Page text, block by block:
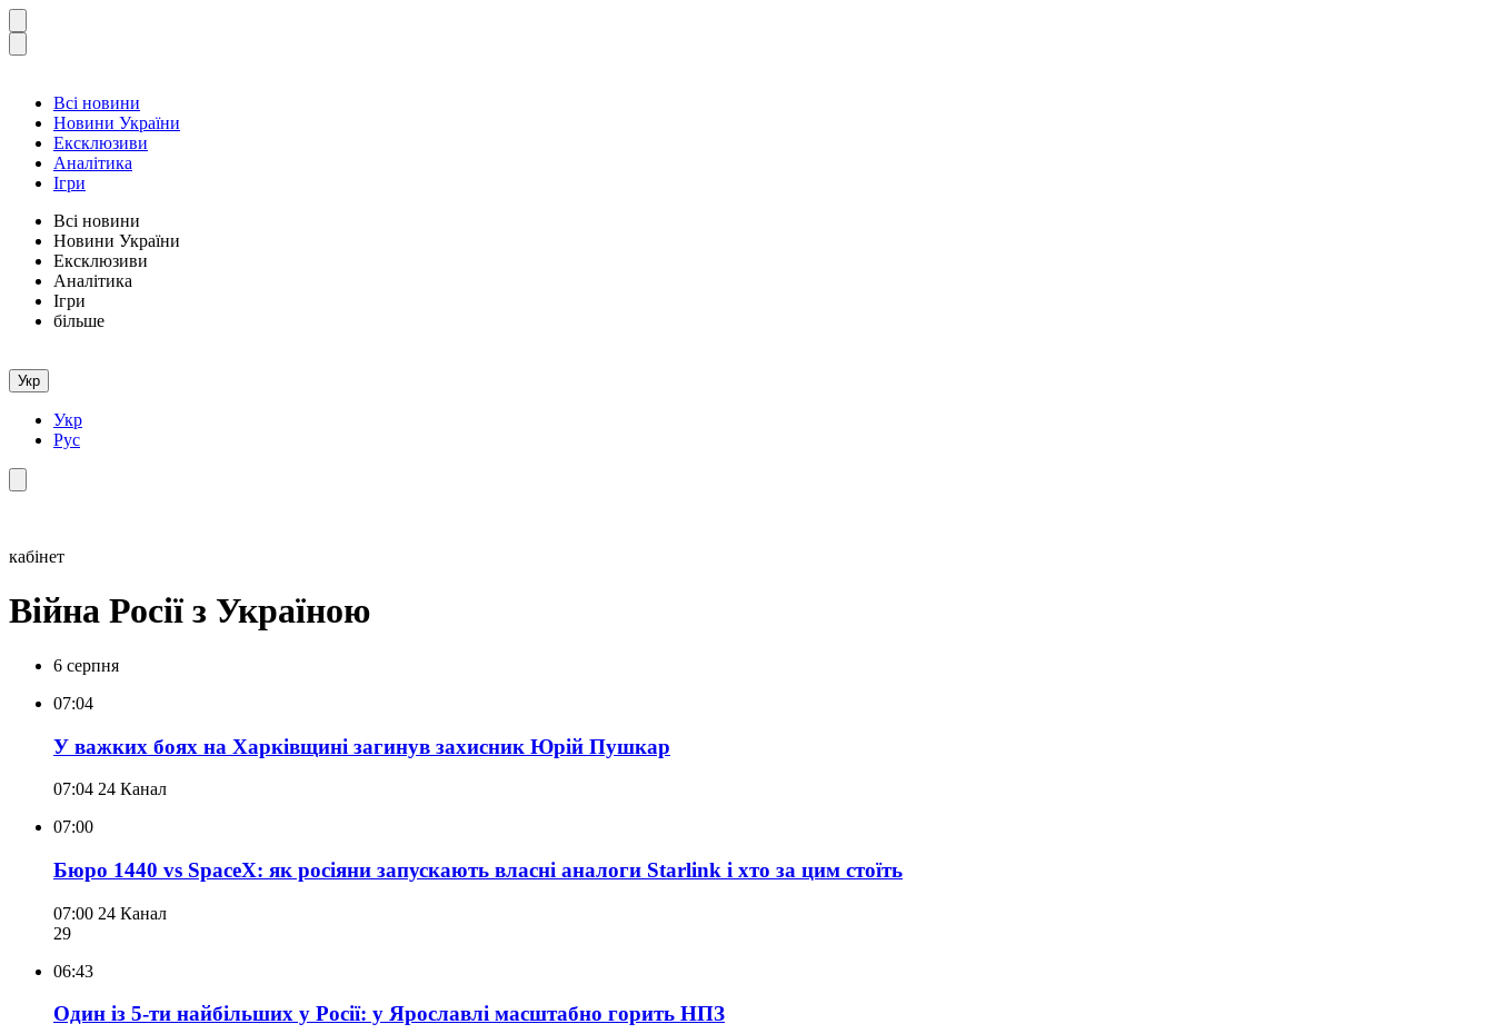
Всі новини
Новини України
Ексклюзиви
Аналітика
Ігри
Всі новини
Новини України
Ексклюзиви
Аналітика
Ігри
більше
Укр
Укр
Рус
кабінет
Війна Росії з Україною
6 серпня
07:04
У важких боях на Харківщині загинув захисник Юрій Пушкар
07:04 24 Канал
07:00
Бюро 1440 vs SpaceX: як росіяни запускають власні аналоги Starlink і хто за цим стоїть
07:00 24 Канал
29
06:43
Один із 5-ти найбільших у Росії: у Ярославлі масштабно горить НПЗ